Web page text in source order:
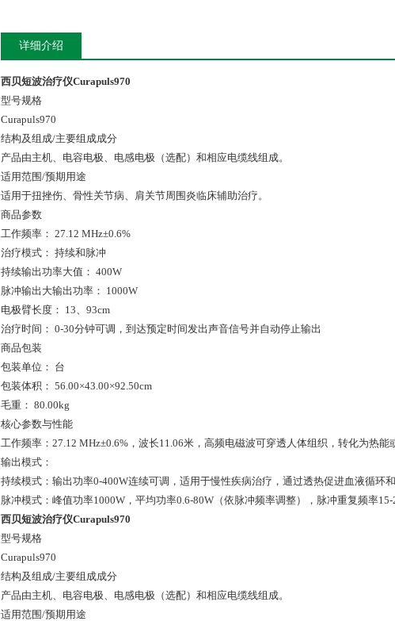
详细介绍
西贝短波治疗仪Curapuls970
型号规格
Curapuls970
结构及组成/主要组成成分
产品由主机、电容电极、电感电极（选配）和相应电缆线组成。
适用范围/预期用途
适用于扭挫伤、骨性关节病、肩关节周围炎临床辅助治疗。
商品参数
工作频率： 27.12 MHz±0.6%
治疗模式： 持续和脉冲
持续输出功率大值： 400W
脉冲输出大输出功率： 1000W
电极臂长度： 13、93cm
治疗时间： 0-30分钟可调，到达预定时间发出声音信号并自动停止输出
商品包装
包装单位： 台
包装体积： 56.00×43.00×92.50cm
毛重： 80.00kg
核心参数与性能
工作频率：27.12 MHz±0.6%，波长11.06米，高频电磁波可穿透人体组织，转化为热能
输出模式：
持续模式：输出功率0-400W连续可调，适用于慢性疾病治疗，通过透热促进血液循环和
脉冲模式：峰值功率1000W，平均功率0.6-80W（依脉冲频率调整），脉冲重复频率
西贝短波治疗仪Curapuls970
型号规格
Curapuls970
结构及组成/主要组成成分
产品由主机、电容电极、电感电极（选配）和相应电缆线组成。
适用范围/预期用途